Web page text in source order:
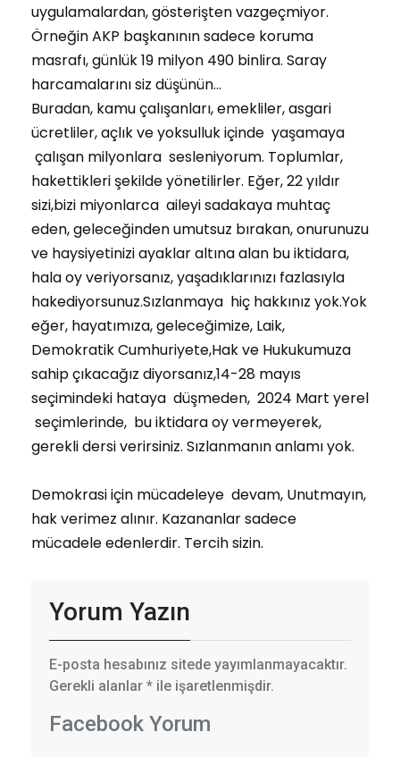
uygulamalardan, gösterişten vazgeçmiyor.
Örneğin AKP başkanının sadece koruma
masrafı, günlük 19 milyon 490 binlira. Saray
harcamalarını siz düşünün…
Buradan, kamu çalışanları, emekliler, asgari
ücretliler, açlık ve yoksulluk içinde yaşamaya
çalışan milyonlara sesleniyorum. Toplumlar,
hakettikleri şekilde yönetilirler. Eğer, 22 yıldır
sizi,bizi miyonlarca aileyi sadakaya muhtaç
eden, geleceğinden umutsuz bırakan, onurunuzu
ve haysiyetinizi ayaklar altına alan bu iktidara,
hala oy veriyorsanız, yaşadıklarınızı fazlasıyla
hakediyorsunuz.Sızlanmaya hiç hakkınız yok.Yok
eğer, hayatımıza, geleceğimize, Laik,
Demokratik Cumhuriyete,Hak ve Hukukumuza
sahip çıkacağız diyorsanız,14-28 mayıs
seçimindeki hataya düşmeden, 2024 Mart yerel
seçimlerinde, bu iktidara oy vermeyerek,
gerekli dersi verirsiniz. Sızlanmanın anlamı yok.
Demokrasi için mücadeleye devam, Unutmayın,
hak verimez alınır. Kazananlar sadece
mücadele edenlerdir. Tercih sizin.
Yorum Yazın
E-posta hesabınız sitede yayımlanmayacaktır.
Gerekli alanlar * ile işaretlenmişdir.
Facebook Yorum